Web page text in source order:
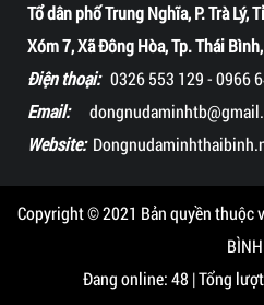
Tổ dân phố Trung Nghĩa, P. Trà Lý,
Xóm 7, Xã Đông Hòa, Tp. Thái
Điện thoại:0326 553 129 - 0966
Email:
Website:
Copyright © 2021 Bản quyền thuộc
BÌNH
Đang online: 48 | Tổng